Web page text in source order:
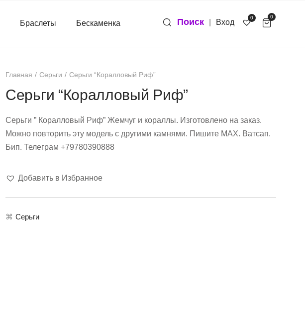
Браслеты Бескаменка Поиск Вход
0 0
Главная Серьги Серьги “Коралловый Риф”
Серьги “Коралловый Риф”
Серьги ” Коралловый Риф” Жемчуг и кораллы. Изготовлено на заказ.
Можно повторить эту модель с другими камнями. Пишите МАХ. Ватсап.
Бип. Телеграм +79780390888
Добавить в Избранное
⌘ Серьги